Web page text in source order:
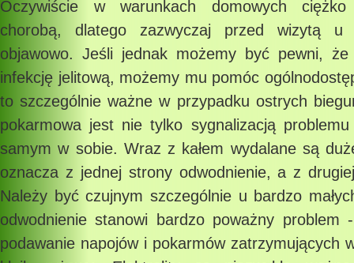
Oczywiście w warunkach domowych
chorobą, dlatego zazwyczaj przed wizytą u
objawowo. Jeśli jednak możemy być pewni,
infekcję jelitową, możemy mu pomóc
to szczególnie ważne w przypadku ostrych
pokarmowa jest nie tylko sygnalizacją
samym w sobie. Wraz z kałem wydalane są
oznacza z jednej strony odwodnienie, a z
Należy być czujnym szczególnie u bardzo
odwodnienie stanowi bardzo poważny problem
podawanie napojów i pokarmów zatrzymujących